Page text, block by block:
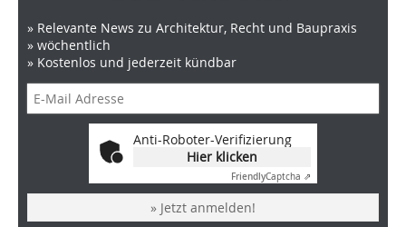
» Relevante News zu Architektur, Recht und Baupraxis
» wöchentlich
» Kostenlos und jederzeit kündbar
Anti-Roboter-Verifizierung
Hier klicken
FriendlyCaptcha ⇗
» Jetzt anmelden!